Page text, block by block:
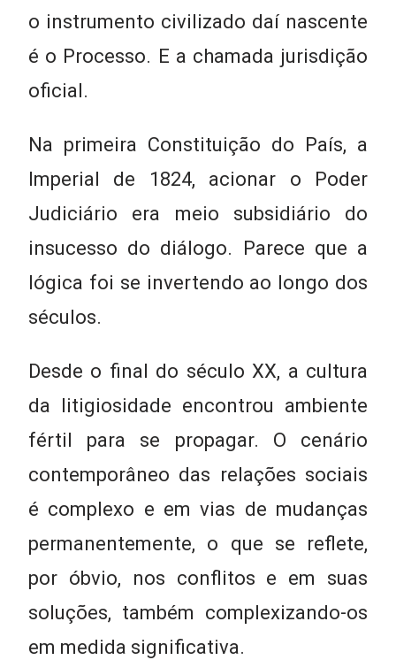
o instrumento civilizado daí nascente
é o Processo. E a chamada jurisdição
oficial.
Na primeira Constituição do País, a
Imperial de 1824, acionar o Poder
Judiciário era meio subsidiário do
insucesso do diálogo. Parece que a
lógica foi se invertendo ao longo dos
séculos.
Desde o final do século XX, a cultura
da litigiosidade encontrou ambiente
fértil para se propagar. O cenário
contemporâneo das relações sociais
é complexo e em vias de mudanças
permanentemente, o que se reflete,
por óbvio, nos conflitos e em suas
soluções, também complexizando-os
em medida significativa.